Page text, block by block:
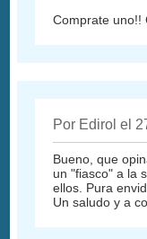
Comprate uno!!
Por Edirol el
Bueno, que
un "fiasco" a la
ellos. Pura
Un saludo y a